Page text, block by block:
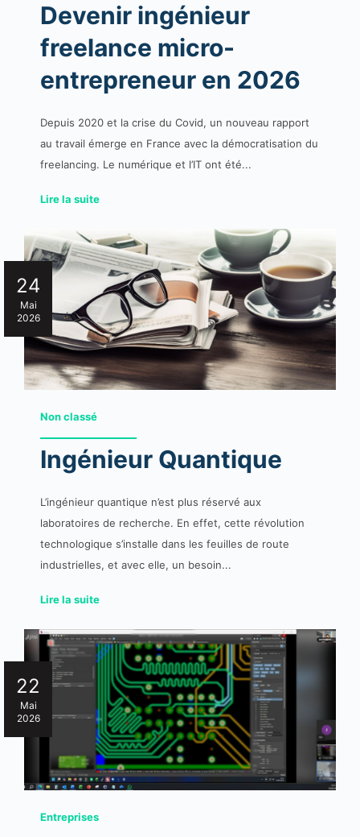
Devenir ingénieur
freelance micro-
entrepreneur en 2026
Depuis 2020 et la crise du Covid, un nouveau rapport
au travail émerge en France avec la démocratisation du
freelancing. Le numérique et l’IT ont été...
Lire la suite
24
Mai
2026
Non classé
Ingénieur Quantique
L’ingénieur quantique n’est plus réservé aux
laboratoires de recherche. En effet, cette révolution
technologique s’installe dans les feuilles de route
industrielles, et avec elle, un besoin...
Lire la suite
22
Mai
2026
Entreprises